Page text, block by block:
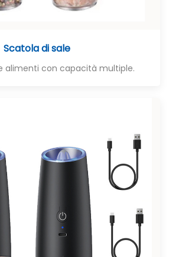
Scatola di sale
alimenti con capacità multiple.